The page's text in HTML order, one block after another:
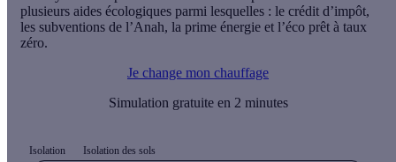
plusieurs aides écologiques parmi lesquelles : le crédit d’impôt,
les subventions de l’Anah, la prime énergie et l’éco prêt à taux
zéro.
Je change mon chauffage
Simulation gratuite en 2 minutes
Isolation Isolation des sols